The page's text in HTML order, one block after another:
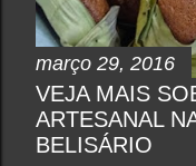
março 29, 2016
VEJA MAIS
ARTESANAL
BELISÁRIO